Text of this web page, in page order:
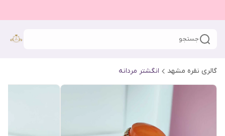
جستجو
گالری نقره مشهد انگشتر مردانه